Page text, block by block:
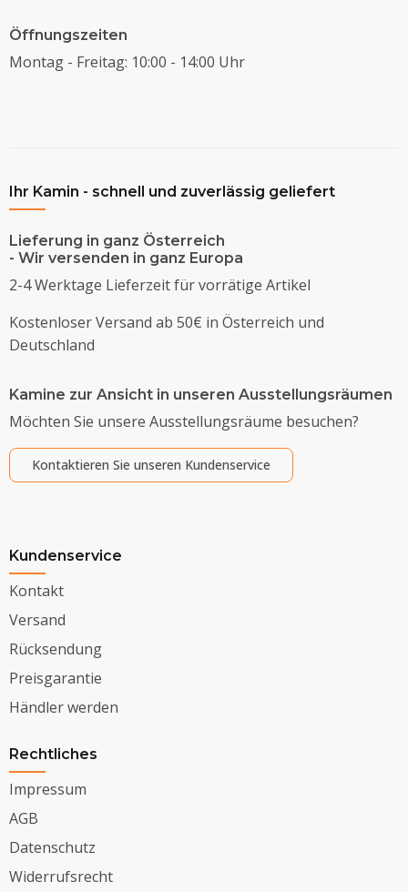
Öffnungszeiten
Montag - Freitag: 10:00 - 14:00 Uhr
Ihr Kamin - schnell und zuverlässig geliefert
Lieferung in ganz Österreich
- Wir versenden in ganz Europa
2-4 Werktage Lieferzeit für vorrätige Artikel
Kostenloser Versand ab 50€ in Österreich und
Deutschland
Kamine zur Ansicht in unseren Ausstellungsräumen
Möchten Sie unsere Ausstellungsräume besuchen?
Kontaktieren Sie unseren Kundenservice
Kundenservice
Kontakt
Versand
Rücksendung
Preisgarantie
Händler werden
Rechtliches
Impressum
AGB
Datenschutz
Widerrufsrecht